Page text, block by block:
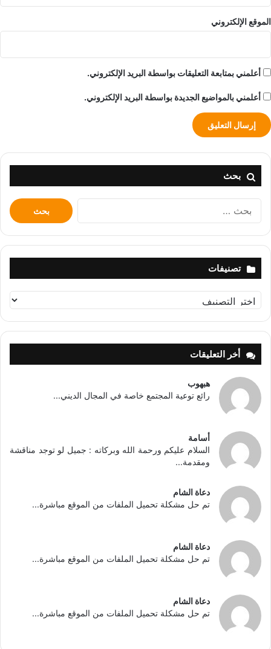
الموقع الإلكتروني
أعلمني بمتابعة التعليقات بواسطة البريد الإلكتروني.
أعلمني بالمواضيع الجديدة بواسطة البريد الإلكتروني.
بحث
البحث
عن:
تصنيفات
تصنيفات
أخر التعليقات
هبهوب
رائع توعية المجتمع خاصة في المجال الديني...
أسامة
السلام عليكم ورحمة الله وبركاته : جميل لو توجد مناقشة
ومقدمة...
دعاة الشام
تم حل مشكلة تحميل الملفات من الموقع مباشرة...
دعاة الشام
تم حل مشكلة تحميل الملفات من الموقع مباشرة...
دعاة الشام
تم حل مشكلة تحميل الملفات من الموقع مباشرة...